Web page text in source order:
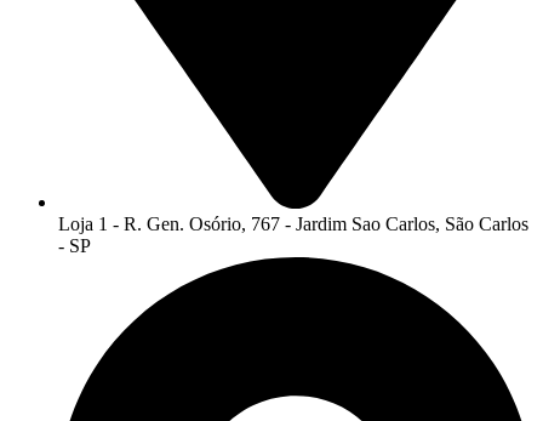
Loja 1 - R. Gen. Osório, 767 - Jardim Sao Carlos, São Carlos
- SP